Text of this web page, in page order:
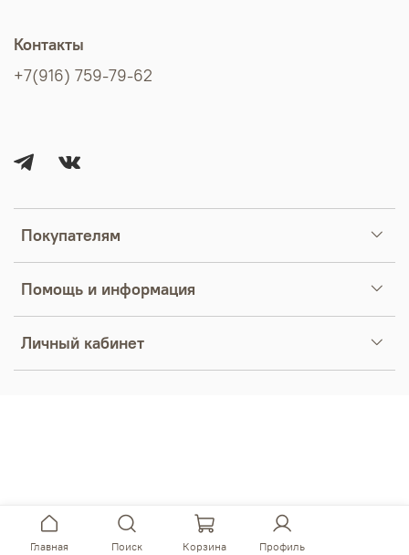
Покупателям
Помощь и информация
Личный кабинет
Контакты
+7(916) 759-79-62
Главная Поиск Корзина Профиль